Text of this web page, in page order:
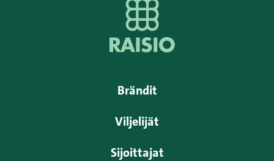
Brändit
Viljelijät
Sijoittajat